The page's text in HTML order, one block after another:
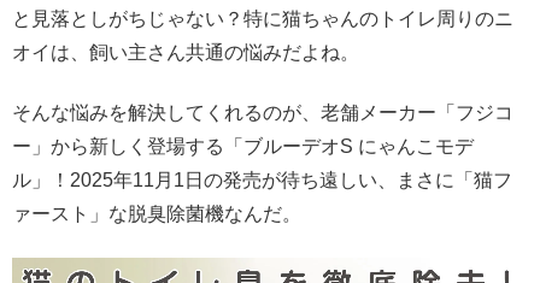
と見落としがちじゃない？特に猫ちゃんのトイレ周りのニ
オイは、飼い主さん共通の悩みだよね。
そんな悩みを解決してくれるのが、老舗メーカー「フジコ
ー」から新しく登場する「ブルーデオS にゃんこモデ
ル」！2025年11月1日の発売が待ち遠しい、まさに「猫フ
ァースト」な脱臭除菌機なんだ。